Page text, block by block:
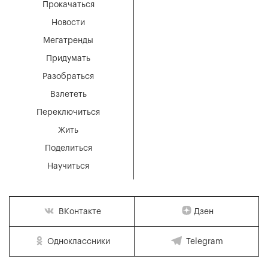
Мегатренды
Придумать
Разобраться
Взлететь
Новости
Переключиться
Жить
Поделиться
Научиться
Прокачаться
ВКонтакте Дзен
Одноклассники Telegram